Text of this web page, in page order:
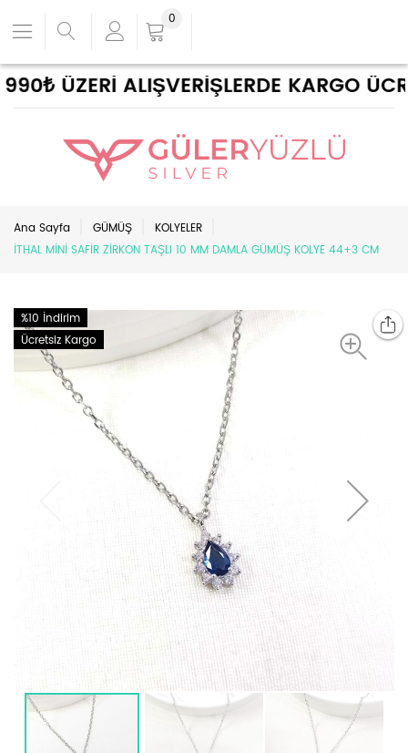
ÜZERİ ALIŞVERİŞLERDE KARGO
0
Ana Sayfa GÜMÜŞ
KOLYELER
İTHAL MİNİ SAFİR ZİRKON TAŞLI 10 MM DAMLA GÜMÜŞ KOLYE 44+3 CM
%10 İndirim
Ücretsiz Kargo